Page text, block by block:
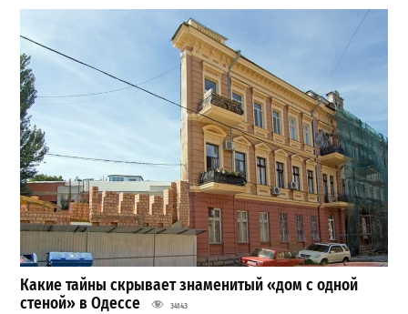
Какие тайны скрывает знаменитый «дом с одной
стеной» в Одессе
34143